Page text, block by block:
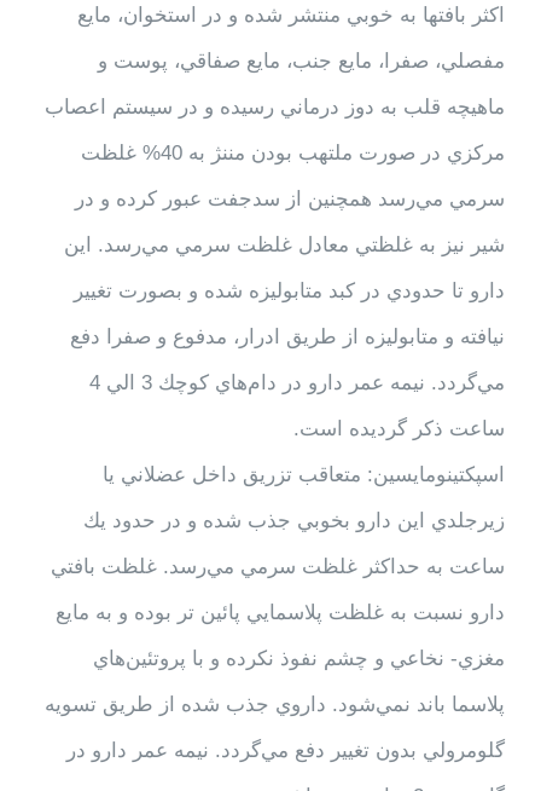
اكثر بافتها به خوبي منتشر شده و در استخوان، مايع
مفصلي، صفرا، مايع جنب، مايع صفاقي، پوست و
ماهيچه قلب به دوز درماني رسيده و در سيستم اعصاب
مركزي در صورت ملتهب بودن مننژ به 40% غلظت
سرمي مي‌رسد همچنين از سدجفت عبور كرده و در
شير نيز به غلظتي معادل غلظت سرمي مي‌رسد. اين
دارو تا حدودي در كبد متابوليزه شده و بصورت تغيير
نيافته و متابوليزه از طريق ادرار، مدفوع و صفرا دفع
مي‌گردد. نيمه عمر دارو در دام‌هاي كوچك 3 الي 4
ساعت ذكر گرديده است.
اسپكتينومايسين: متعاقب تزريق داخل عضلاني يا
زيرجلدي اين دارو بخوبي جذب شده و در حدود يك
ساعت به حداكثر غلظت سرمي مي‌رسد. غلظت بافتي
دارو نسبت به غلظت پلاسمايي پائين تر بوده و به مايع
مغزي- نخاعي و چشم نفوذ نكرده و با پروتئين‌هاي
پلاسما باند نمي‌شود. داروي جذب شده از طريق تسويه
گلومرولي بدون تغيير دفع مي‌گردد. نيمه عمر دارو در